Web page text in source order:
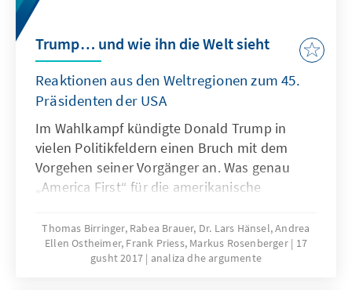
Trump… und wie ihn die Welt sieht
Reaktionen aus den Weltregionen zum 45.
Präsidenten der USA
Im Wahlkampf kündigte Donald Trump in
vielen Politikfeldern einen Bruch mit dem
Vorgehen seiner Vorgänger an. Was genau
„America First“ für die amerikanische
nach seinem Amtsantritt jedoch offen. Bis
heute ist seine Präsidentschaft mit
Fragezeichen versehen und von
Thomas Birringer, Rabea Brauer, Dr. Lars Hänsel, Andrea
Ellen Ostheimer, Frank Priess, Markus Rosenberger
17
gusht 2017 analiza dhe argumente